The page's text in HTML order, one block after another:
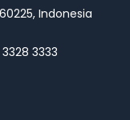
Indonesia
3328 3333